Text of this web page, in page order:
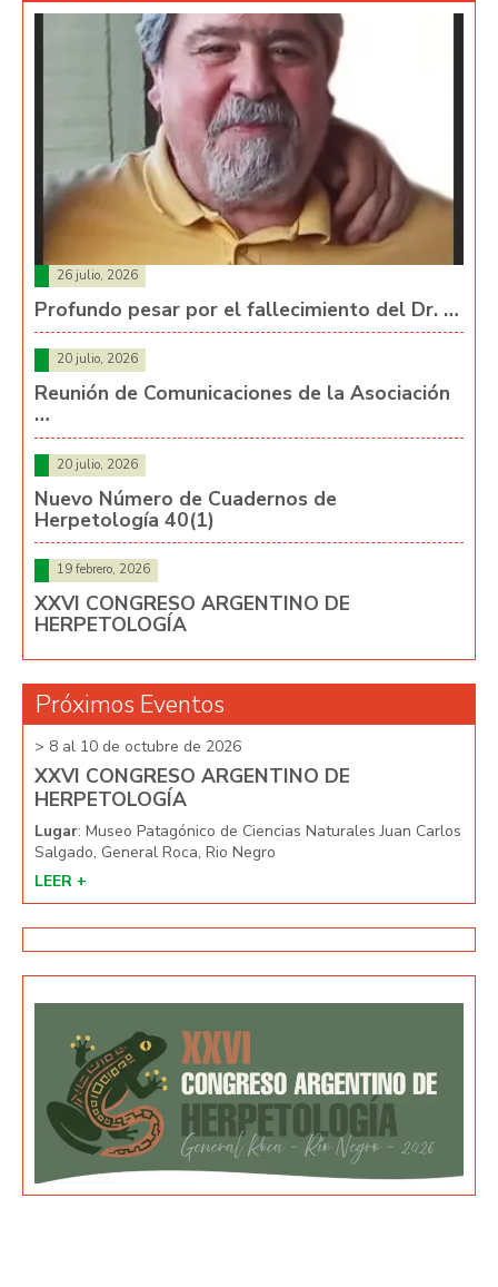
26 julio, 2026
Profundo pesar por el fallecimiento del Dr. …
20 julio, 2026
Reunión de Comunicaciones de la Asociación
…
20 julio, 2026
Nuevo Número de Cuadernos de
Herpetología 40(1)
19 febrero, 2026
XXVI CONGRESO ARGENTINO DE
HERPETOLOGÍA
Próximos Eventos
> 8 al 10 de octubre de 2026
XXVI CONGRESO ARGENTINO DE
HERPETOLOGÍA
Lugar: Museo Patagónico de Ciencias Naturales Juan Carlos
Salgado, General Roca, Rio Negro
LEER +